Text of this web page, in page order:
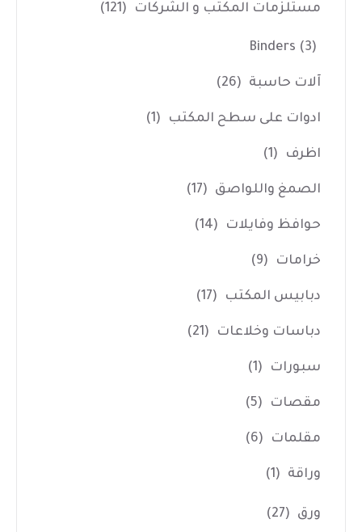
مستلزمات المكتب و الشركات (121)
Binders (3)
آلات حاسبة (26)
ادوات على سطح المكتب (1)
اظرف (1)
الصمغ واللواصق (17)
حوافظ وفايلات (14)
خرامات (9)
دبابيس المكتب (17)
دباسات وخلاعات (21)
سبورات (1)
مقصات (5)
مقلمات (6)
وراقة (1)
ورق (27)